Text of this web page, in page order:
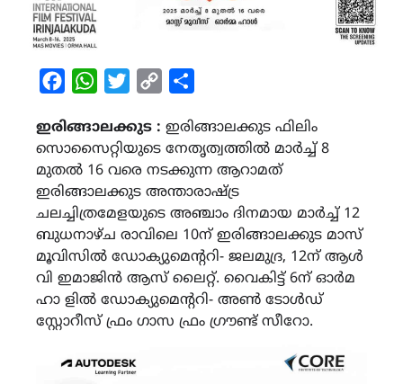
FacebookWhatsAppTwitterCopy
ഇരിങ്ങാലക്കുട : ഇരിങ്ങാലക്കുട ഫിലിം
സൊസൈറ്റിയുടെ നേതൃത്വത്തിൽ മാർച്ച് 8
മുതൽ 16 വരെ നടക്കുന്ന ആറാമത്
ഇരിങ്ങാലക്കുട അന്താരാഷ്ട്ര
ചലച്ചിത്രമേളയുടെ അഞ്ചാം ദിനമായ മാർച്ച് 12
ബുധനാഴ്ച രാവിലെ 10ന് ഇരിങ്ങാലക്കുട മാസ്
മൂവിസിൽ ഡോക്യുമെന്ററി- ജലമുദ്ര, 12ന് ആൾ
വി ഇമാജിൻ ആസ് ലൈറ്റ്. വൈകിട്ട് 6ന് ഓർമ
ഹാ ളിൽ ഡോക്യുമെന്ററി- അൺ ടോൾഡ്
സ്റ്റോറീസ് ഫ്രം ഗാസ ഫ്രം ഗ്രൗണ്ട് സീറോ.